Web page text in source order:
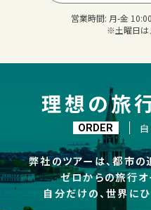
営業時間: 月-金
※土曜日は
理想の旅
ORDER
弊社のツアーは、都市
ゼロからの旅行オ
自分だけの、世界にひ